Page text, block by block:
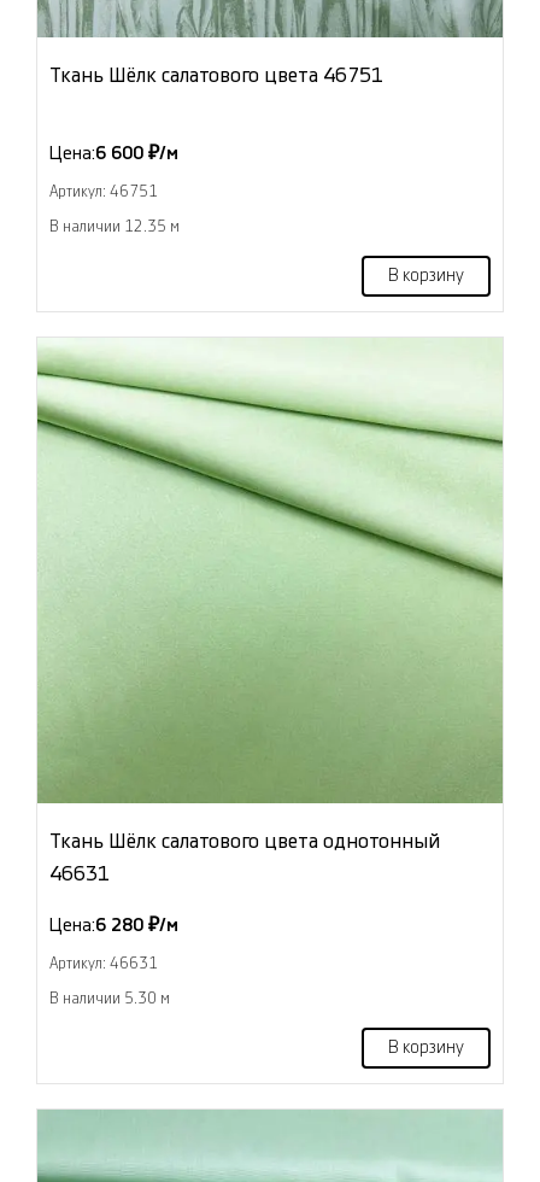
Ткань Шёлк салатового цвета 46751
Цена:6 600 ₽/м
Артикул: 46751
В наличии 12.35 м
В корзину
Ткань Шёлк салатового цвета однотонный
46631
Цена:6 280 ₽/м
Артикул: 46631
В наличии 5.30 м
В корзину